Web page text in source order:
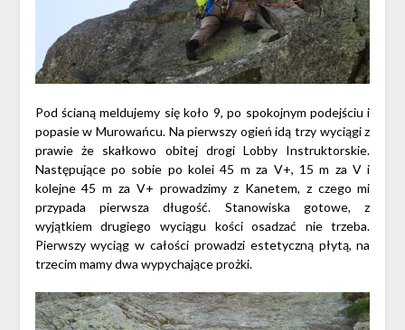
Pod ścianą meldujemy się koło 9, po spokojnym podejściu i
popasie w Murowańcu. Na pierwszy ogień idą trzy wyciągi z
prawie że skałkowo obitej drogi Lobby Instruktorskie.
Następujące po sobie po kolei 45 m za V+, 15 m za V i
kolejne 45 m za V+ prowadzimy z Kanetem, z czego mi
przypada pierwsza długość. Stanowiska gotowe, z
wyjątkiem drugiego wyciągu kości osadzać nie trzeba.
Pierwszy wyciąg w całości prowadzi estetyczną płytą, na
trzecim mamy dwa wypychające prożki.